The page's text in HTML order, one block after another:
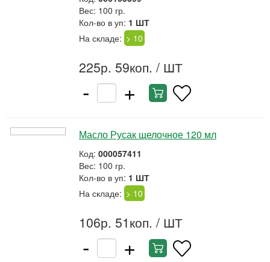
Вес: 100 гр.
Кол-во в уп: 1 ШТ
На складе: > 10
225р. 59коп. / ШТ
- +
Масло Русак щелочное 120 мл
Код: 000057411
Вес: 100 гр.
Кол-во в уп: 1 ШТ
На складе: > 10
106р. 51коп. / ШТ
- +